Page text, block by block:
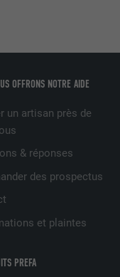
PREFA
OFFRONS NOTRE AIDE
un artisan près de
& réponses
des prospectus
et plaintes
disponible pour